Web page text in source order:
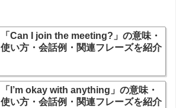
「Can I join the meeting?」の意味・
使い方・会話例・関連フレーズを紹介
「I’m okay with anything」の意味・
使い方・会話例・関連フレーズを紹介